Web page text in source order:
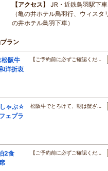
アクセス
JR・近鉄鳥羽駅下
（亀の井ホテル鳥羽行、ウィスタ
の井ホテル鳥羽下車）
ラン
阪牛
洋折衷
【ご予約前に必ずご確認くだ…
ゃぶ☆
ェプラ
松阪牛でとろけて、朝は蟹ざ…
2食
【ご予約前に必ずご確認くだ…